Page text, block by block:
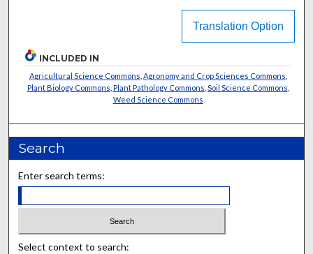
Translation Option
INCLUDED IN
Agricultural Science Commons Agronomy and Crop Sciences Commons
Plant Biology Commons Plant Pathology Commons Soil Science Commons
Weed Science Commons
Search
Enter search terms:
Select context to search: